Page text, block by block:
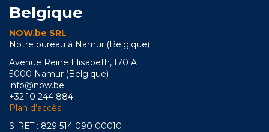
Belgique
NOW.be SRL
Notre bureau à Namur (Belgique)
Avenue Reine Elisabeth, 170 A
5000 Namur (Belgique)
info@now.be
+32 10 244 884
Plan d’accès
SIRET : 829 514 090 00010